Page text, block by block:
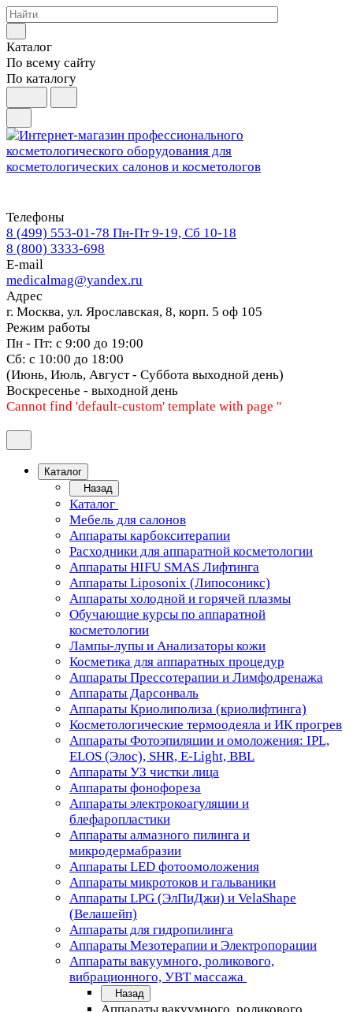
Каталог
По всему сайту
По каталогу
Телефоны
8 (499) 553-01-78 Пн-Пт 9-19, Сб 10-18
8 (800) 3333-698
E-mail
medicalmag@yandex.ru
Адрес
г. Москва, ул. Ярославская, 8, корп. 5 оф 105
Режим работы
Пн - Пт: с 9:00 до 19:00
Сб: с 10:00 до 18:00
(Июнь, Июль, Август - Суббота выходной день)
Воскресенье - выходной день
Cannot find 'default-custom' template with page ''
Каталог
Назад
Каталог
Мебель для салонов
Аппараты карбокситерапии
Расходники для аппаратной косметологии
Аппараты HIFU SMAS Лифтинга
Аппараты Liposonix (Липосоникс)
Аппараты холодной и горячей плазмы
Обучающие курсы по аппаратной
косметологии
Лампы-лупы и Анализаторы кожи
Косметика для аппаратных процедур
Аппараты Прессотерапии и Лимфодренажа
Аппараты Дарсонваль
Аппараты Криолиполиза (криолифтинга)
Косметологические термоодеяла и ИК прогрев
Аппараты Фотоэпиляции и омоложения: IPL,
ELOS (Элос), SHR, E-Light, BBL
Аппараты УЗ чистки лица
Аппараты фонофореза
Аппараты электрокоагуляции и
блефаропластики
Аппараты алмазного пилинга и
микродермабразии
Аппараты LED фотоомоложения
Аппараты микротоков и гальваники
Аппараты LPG (ЭлПиДжи) и VelaShape
(Велашейп)
Аппараты для гидропилинга
Аппараты Мезотерапии и Электропорации
Аппараты вакуумного, роликового,
вибрационного, УВТ массажа
Назад